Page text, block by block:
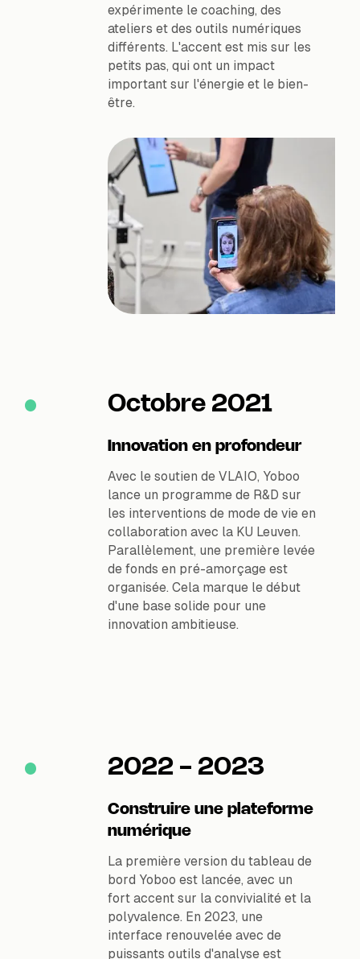
expérimente le coaching, des
ateliers et des outils numériques
différents. L'accent est mis sur les
petits pas, qui ont un impact
important sur l'énergie et le bien-
être.
Octobre 2021
Innovation en profondeur
Avec le soutien de VLAIO, Yoboo
lance un programme de R&D sur
les interventions de mode de vie en
collaboration avec la KU Leuven.
Parallèlement, une première levée
de fonds en pré-amorçage est
organisée. Cela marque le début
d'une base solide pour une
innovation ambitieuse.
2022 - 2023
Construire une plateforme
numérique
La première version du tableau de
bord Yoboo est lancée, avec un
fort accent sur la convivialité et la
polyvalence. En 2023, une
interface renouvelée avec de
puissants outils d'analyse est